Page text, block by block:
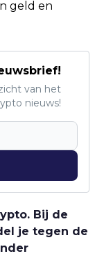
geld en
van het
nieuws!
Bij de
je tegen de